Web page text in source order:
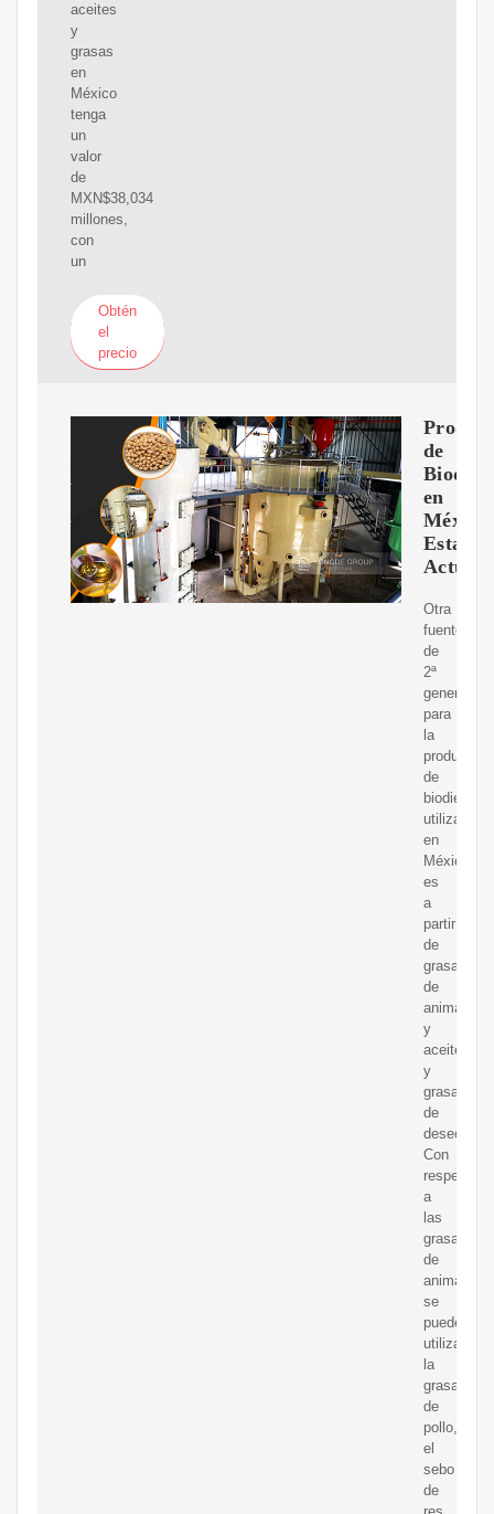
aceites
y
grasas
en
México
tenga
un
valor
de
MXN$38,034
millones,
con
un
Obtén
el
precio
de
en
Estado
Actual
Otra
fuente
de
2ª
generación
para
la
producción
de
biodiésel
utilizada
en
México
es
a
partir
de
grasas
de
animales
y
aceites
y
grasas
de
desecho.
Con
respecto
a
las
grasas
de
animales
se
pueden
utilizar
la
grasa
de
pollo,
el
sebo
de